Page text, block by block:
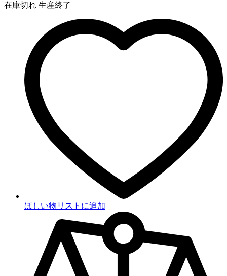
在庫切れ 生産終了
ほしい物リストに追加